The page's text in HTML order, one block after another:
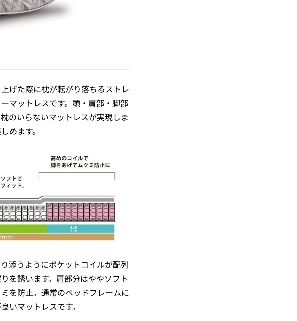
げた際に枕が転がり落ちるストレ
マットレスです。頭・肩部・脚部
のいらないマットレスが実現しま
めます。
添うようにポケットコイルが配列
を誘います。肩部分はややソフト
を防止。通常のベッドフレームに
いマットレスです。